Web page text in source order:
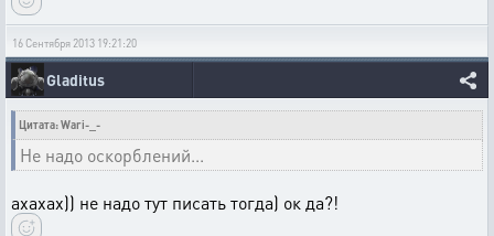
16 Сентября 2013 19:21:20
Gladitus
Цитата: Wari-_-
Не надо оскорблений...
ахахах)) не надо тут писать тогда) ок да?!